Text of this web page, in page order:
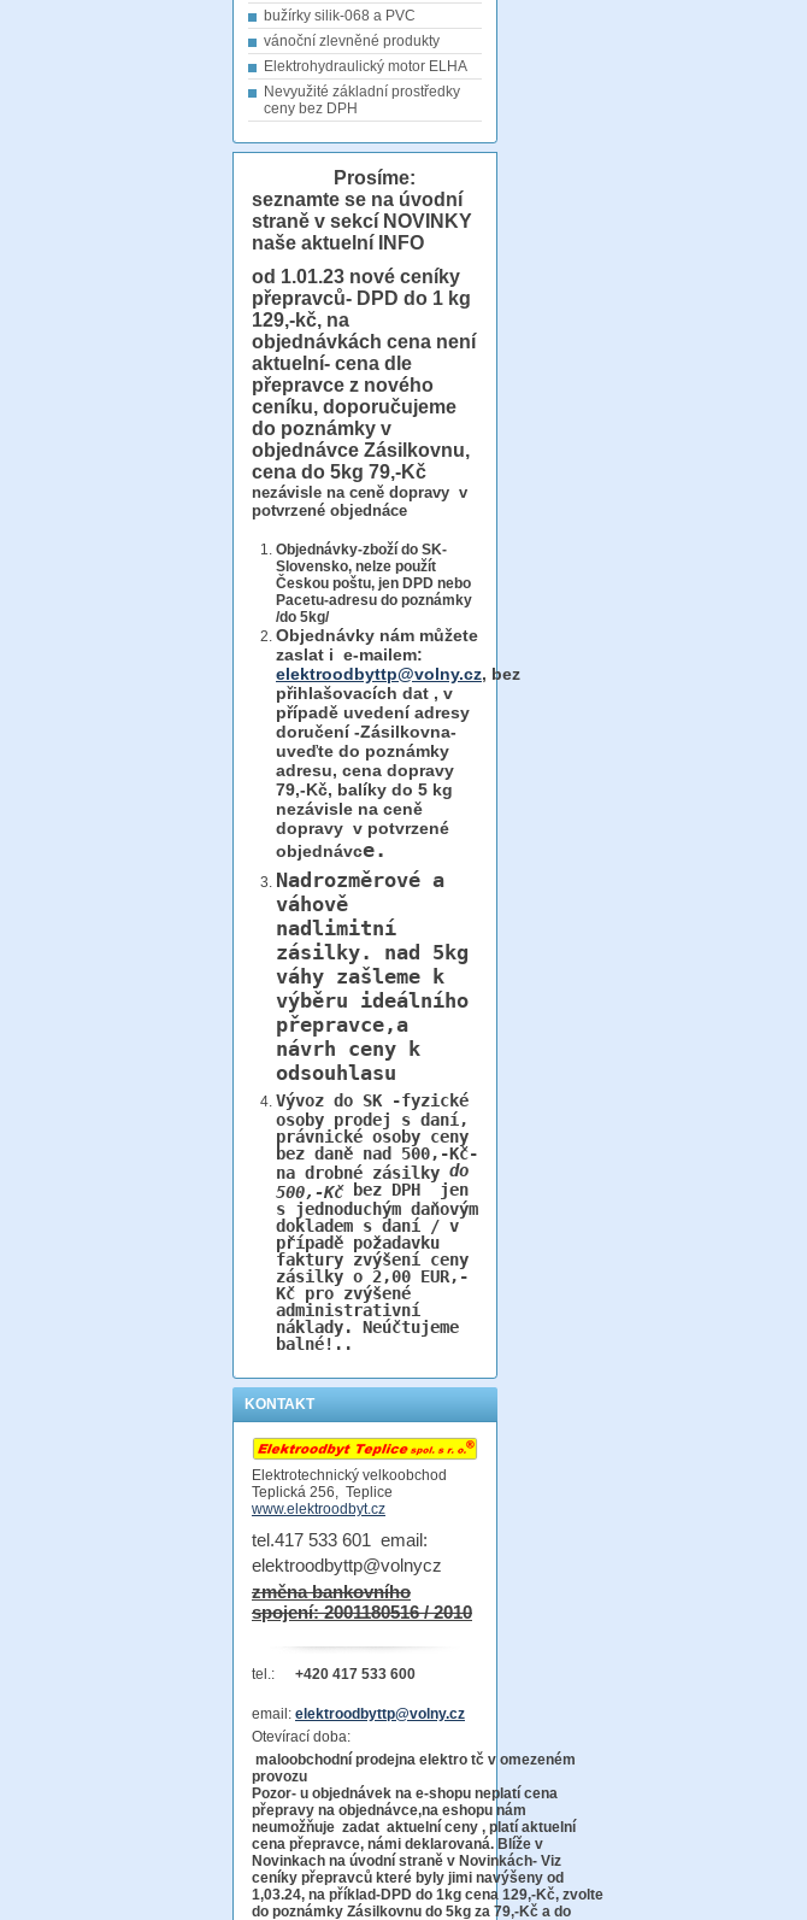
bužírky silik-068 a PVC
vánoční zlevněné produkty
Elektrohydraulický motor ELHA
Nevyužité základní prostředky
ceny bez DPH
Prosíme:
seznamte se na úvodní
straně v sekcí NOVINKY
naše aktuelní INFO
od 1.01.23 nové ceníky
přepravců- DPD do 1 kg
129,-kč, na
objednávkách cena není
aktuelní- cena dle
přepravce z nového
ceníku, doporučujeme
do poznámky v
objednávce Zásilkovnu,
cena do 5kg 79,-Kč
nezávisle na ceně dopravy v
potvrzené objednáce
Objednávky-zboží do SK-
Slovensko, nelze použít
Českou poštu, jen DPD nebo
Pacetu-adresu do poznámky
/do 5kg/
Objednávky nám můžete
zaslat i e-mailem:
elektroodbyttp@volny.cz, bez
přihlašovacích dat , v
případě uvedení adresy
doručení -Zásilkovna-
uveďte do poznámky
adresu, cena dopravy
79,-Kč, balíky do 5 kg
nezávisle na ceně
dopravy v potvrzené
objednávce.
Nadrozměrové a
váhově
nadlimitní
zásilky. nad 5kg
váhy zašleme k
výběru ideálního
přepravce,a
návrh ceny k
odsouhlasu
Vývoz do SK -fyzické
osoby prodej s daní,
právnické osoby ceny
bez daně nad 500,-Kč-
na drobné zásilky do
500,-Kčbez DPH jen
s jednoduchým daňovým
dokladem s daní / v
případě požadavku
faktury zvýšení ceny
zásilky o 2,00 EUR,-
Kč pro zvýšené
administrativní
náklady. Neúčtujeme
balné!..
KONTAKT
Elektrotechnický velkoobchod
Teplická 256, Teplice
www.elektroodbyt.cz
tel.417 533 601 email:
elektroodbyttp@volnycz
změna bankovního
spojení: 2001180516 / 2010
tel.: +420 417 533 600
email: elektroodbyttp@volny.cz
Otevírací doba:
maloobchodní prodejna elektro tč v omezeném
provozu
Pozor- u objednávek na e-shopu neplatí cena
přepravy na objednávce,na eshopu nám
neumožňuje zadat aktuelní ceny , platí aktuelní
cena přepravce, námi deklarovaná. Blíže v
Novinkach na úvodní straně v Novinkách- Viz
ceníky přepravců které byly jimi navýšeny od
1,03.24, na příklad-DPD do 1kg cena 129,-Kč, zvolte
do poznámky Zásilkovnu do 5kg za 79,-Kč a do